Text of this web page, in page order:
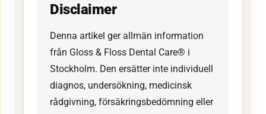
Disclaimer
Denna artikel ger allmän information
från Gloss & Floss Dental Care® i
Stockholm. Den ersätter inte individuell
diagnos, undersökning, medicinsk
rådgivning, försäkringsbedömning eller